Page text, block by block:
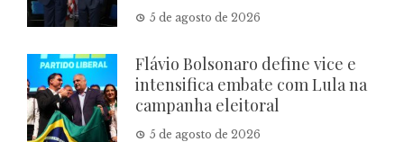
5 de agosto de 2026
Flávio Bolsonaro define vice e
intensifica embate com Lula na
campanha eleitoral
5 de agosto de 2026